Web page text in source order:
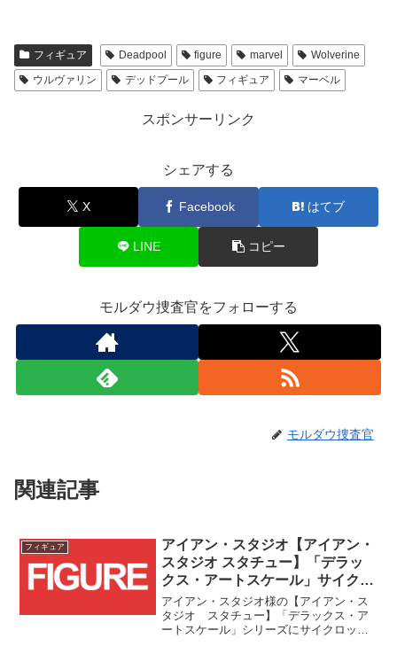
フィギュア Deadpool figure marvel
Wolverine
ウルヴァリン
デッドプール フィギュア マーベル
スポンサーリンク
シェアする
X Facebook はてブ
LINE コピー
モルダウ捜査官をフォローする
モルダウ捜査官
関連記事
フィギュア
アイアン・スタジオ【アイアン・
スタジオ スタチュー】「デラッ
クス・アートスケール」サイクロ
ップス(アンリーシュド)[コミッ
ク]が予約受付スタート！！
アイアン・スタジオ様の【アイアン・ス
タジオ スタチュー】「デラックス・ア
ートスケール」シリーズにサイクロップ